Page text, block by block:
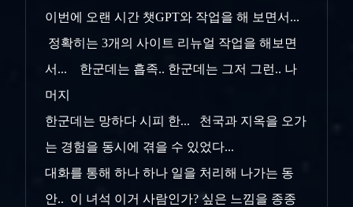
이번에 오랜 시간 챗GPT와 작업을 해 보면서...
정확히는 3개의 사이트 리뉴얼 작업을 해보면
서... 한군데는 흡족.. 한군데는 그저 그런.. 나
머지
한군데는 망하다 시피 한... 천국과 지옥을 오가
는 경험을 동시에 겪을 수 있었다...
대화를 통해 하나 하나 일을 처리해 나가는 동
안.. 이 녀석 이거 사람인가? 싶은 느낌을 종종